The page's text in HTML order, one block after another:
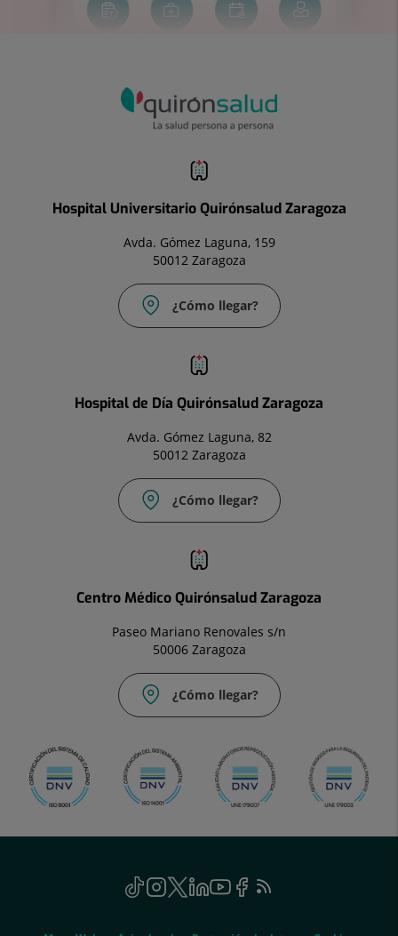
Hospital Universitario Quirónsalud Zaragoza
Avda. Gómez Laguna, 159
50012 Zaragoza
¿Cómo llegar?
Hospital de Día Quirónsalud Zaragoza
Avda. Gómez Laguna, 82
50012 Zaragoza
¿Cómo llegar?
Centro Médico Quirónsalud Zaragoza
Paseo Mariano Renovales s/n
50006 Zaragoza
¿Cómo llegar?
TikTok
Este
enlace
Instagram
Este
enlace
Twitter
Este
enlace
Linkedin
EsteYoutube
Este
enlace
Facebook
Este
enlace
Feed